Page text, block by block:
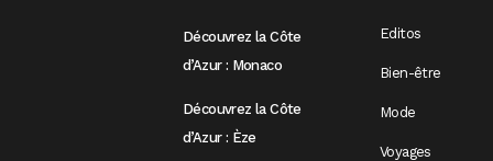
Découvrez la Côte
d’Azur : Monaco
Découvrez la Côte
d’Azur : Èze
Editos
Bien-être
Mode
Voyages